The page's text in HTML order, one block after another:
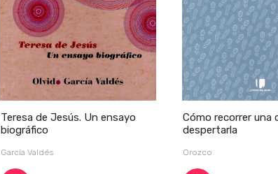
Teresa de Jesús. Un ensayo
biográfico
García Valdés
Cómo recorrer una
despertarla
Orozco